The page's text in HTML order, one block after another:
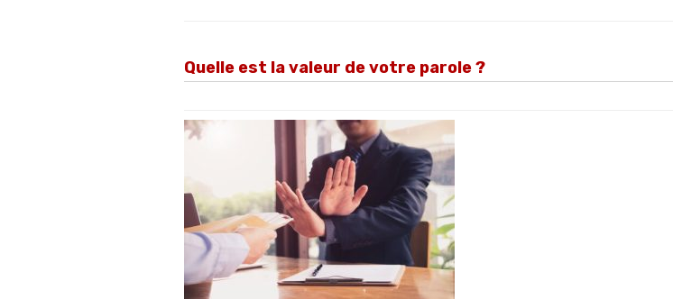
Quelle est la valeur de votre parole ?